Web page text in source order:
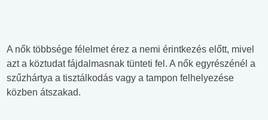
A nők többsége félelmet érez a nemi érintkezés előtt, mivel
azt a köztudat fájdalmasnak tünteti fel. A nők egyrészénél a
szűzhártya a tisztálkodás vagy a tampon felhelyezése
közben átszakad.